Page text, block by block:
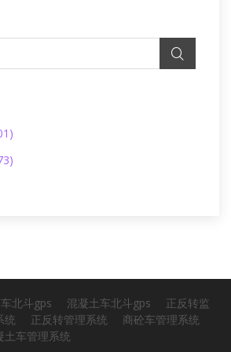
北斗gps 混凝土车北斗gps
正反转监
统 正反转管理系统
商砼车管理系统
土车管理系统